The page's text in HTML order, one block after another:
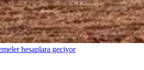
hesaplara geçiyor